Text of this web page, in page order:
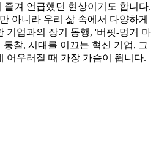
겨 언급했던 현상이기도 합니다.
아니라 우리 삶 속에서 다양하게
기업과의 장기 동행, '버핏-멍거 마
찰, 시대를 이끄는 혁신 기업, 그
어우러질 때 가장 가슴이 뜁니다.